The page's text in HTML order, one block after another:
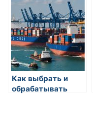
Как выбрать и
обрабатывать